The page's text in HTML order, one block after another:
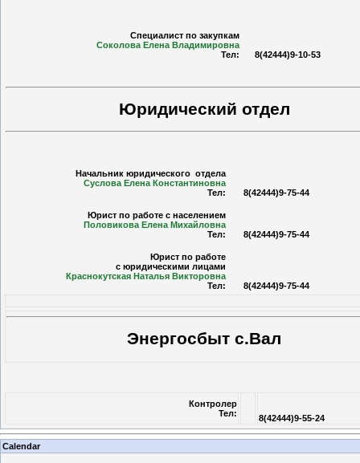
Специалист по закупкам
Соколова Елена Владимировна
Тел:
8(42444)9-10-53
Юридический отдел
Начальник юридического отдела
Суслова Елена Константиновна
Тел:
8(42444)9-75-44
Юрист по работе с населением
Половикова Елена Михайловна
Тел:
8(42444)9-75-44
Юрист по работе
с юридическими лицами
Краснокутская Наталья Викторовна
Тел:
8(42444)9-75-44
Энергосбыт с.Вал
Контролер
Тел:
8(42444)9-55-24
Calendar